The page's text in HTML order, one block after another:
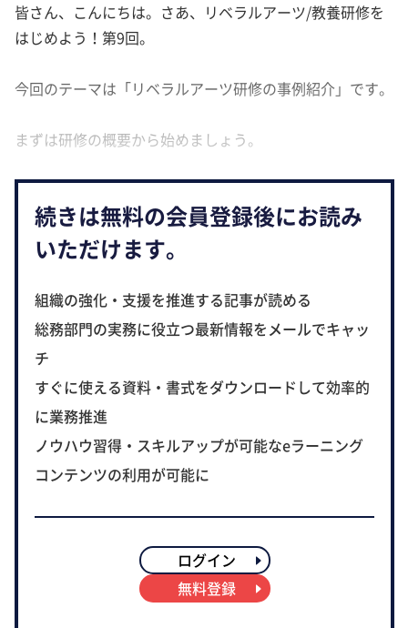
皆さん、こんにちは。さあ、リベラルアーツ/教養研修を
はじめよう！第9回。
今回のテーマは「リベラルアーツ研修の事例紹介」です。
まずは研修の概要から始めましょう。
続きは無料の会員登録後にお読み
いただけます。
組織の強化・支援を推進する記事が読める
総務部門の実務に役立つ最新情報をメールでキャッ
チ
すぐに使える資料・書式をダウンロードして効率的
に業務推進
ノウハウ習得・スキルアップが可能なeラーニング
コンテンツの利用が可能に
ログイン
無料登録